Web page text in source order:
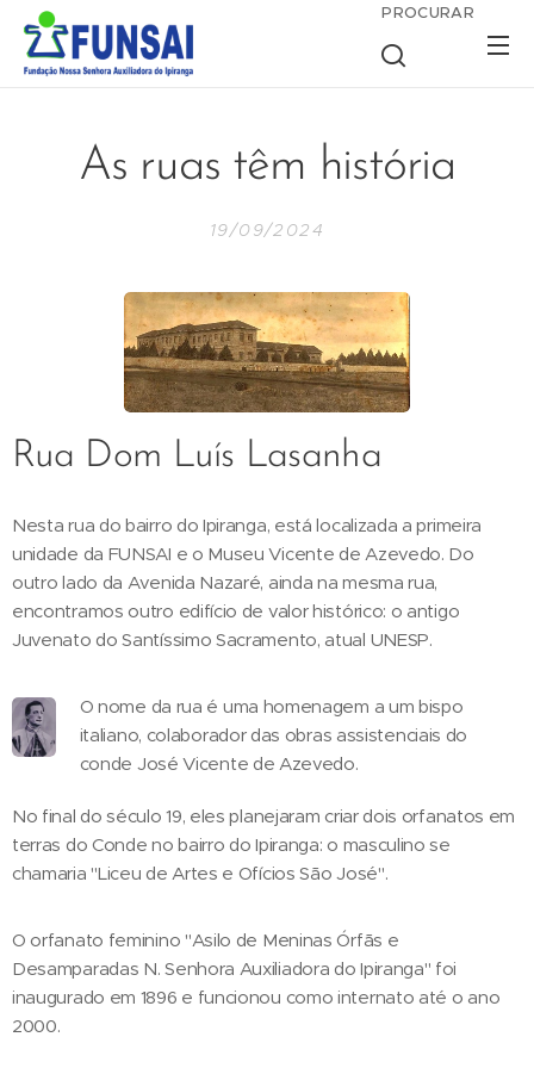
PROCURAR
As ruas têm história
19/09/2024
Rua Dom Luís Lasanha
Nesta rua do bairro do Ipiranga, está localizada a primeira
unidade da FUNSAI e o Museu Vicente de Azevedo. Do
outro lado da Avenida Nazaré, ainda na mesma rua,
encontramos outro edifício de valor histórico: o antigo
Juvenato do Santíssimo Sacramento, atual UNESP.
O nome da rua é uma homenagem a um bispo
italiano, colaborador das obras assistenciais do
conde José Vicente de Azevedo.
No final do século 19, eles planejaram criar dois orfanatos em
terras do Conde no bairro do Ipiranga: o masculino se
chamaria "Liceu de Artes e Ofícios São José".
O orfanato feminino "Asilo de Meninas Órfãs e
Desamparadas N. Senhora Auxiliadora do Ipiranga" foi
inaugurado em 1896 e funcionou como internato até o ano
2000.